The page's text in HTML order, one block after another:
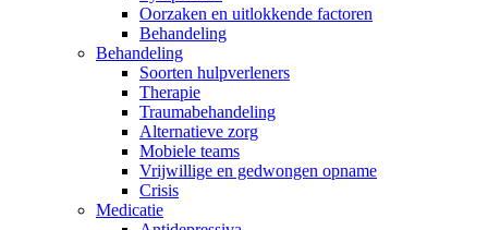
Oorzaken en uitlokkende factoren
Behandeling
Behandeling
Soorten hulpverleners
Therapie
Traumabehandeling
Alternatieve zorg
Mobiele teams
Vrijwillige en gedwongen opname
Crisis
Medicatie